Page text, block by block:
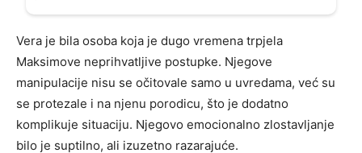
Vera je bila osoba koja je dugo vremena trpjela
Maksimove neprihvatljive postupke. Njegove
manipulacije nisu se očitovale samo u uvredama, već su
se protezale i na njenu porodicu, što je dodatno
komplikuje situaciju. Njegovo emocionalno zlostavljanje
bilo je suptilno, ali izuzetno razarajuće.